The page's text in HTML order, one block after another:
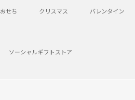
おせち クリスマス バレンタイン
ソーシャルギフトストア